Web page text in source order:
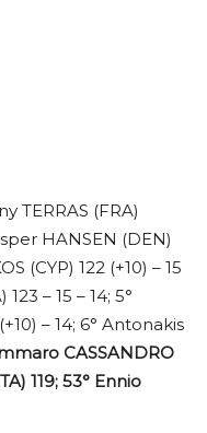
TERRAS (FRA)
HANSEN (DEN)
(CYP) 122 (+10) – 15
– 15 – 14; 5°
– 14; 6° Antonakis
CASSANDRO
119; 53° Ennio